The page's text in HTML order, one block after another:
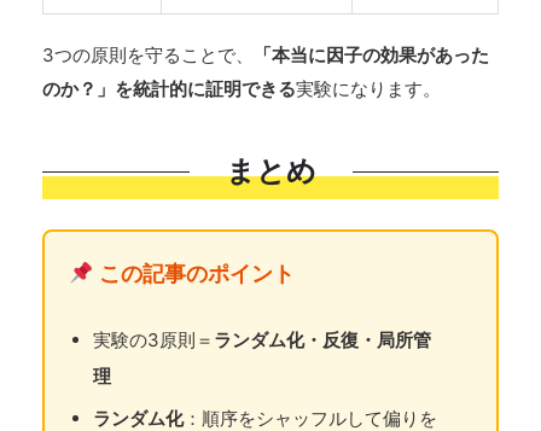
3つの原則を守ることで、
「本当に因子の効果があった
のか？」を統計的に証明できる実験になります。
まとめ
この記事のポイント
実験の3原則＝ ランダム化・反復・局所管
理
ランダム化：順序をシャッフルして偏りを